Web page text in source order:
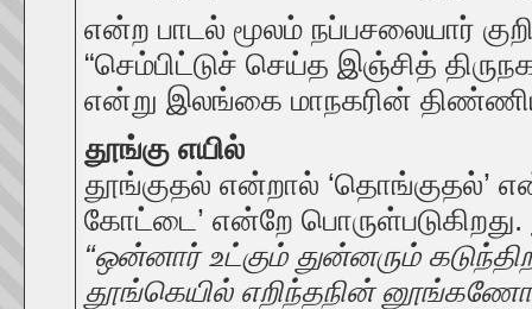
என்ற பாடல் மூலம் நப்பசலையார்
“செம்பிட்டுச் செய்த இஞ்சித்
என்று இலங்கை மாநகரின் திண்ணிய
தூங்கு எயில்
தூங்குதல் என்றால் ‘தொங்குதல்’
கோட்டை’ என்றே
“ஒன்னார் உட்கும் துன்னரும்
தூங்கெயில் எறிந்தநின்